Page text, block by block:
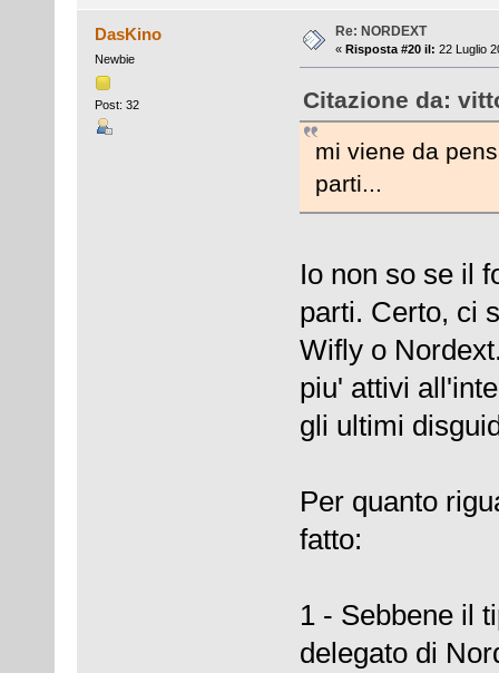
DasKino
Newbie
Post: 32
Re: NORDEXT
« Risposta #20 il: 22 Luglio
Citazione da:
mi viene da
parti...
Io non so se il
parti. Certo, ci
Wifly o
piu' attivi
gli ultimi
Per quanto
fatto:
1 - Sebbene il
delegato di